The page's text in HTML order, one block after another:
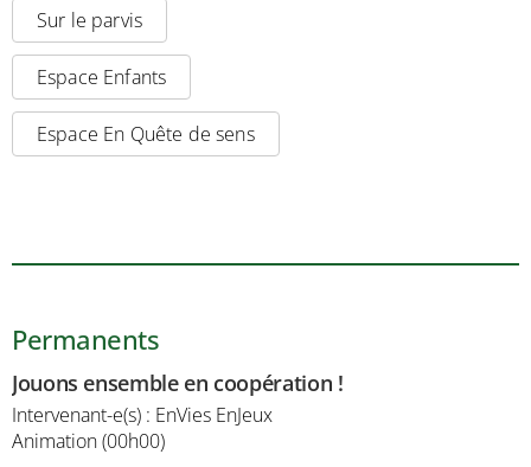
Sur le parvis
Espace Enfants
Espace En Quête de sens
Permanents
Jouons ensemble en coopération !
Intervenant-e(s) : EnVies EnJeux
Animation (00h00)